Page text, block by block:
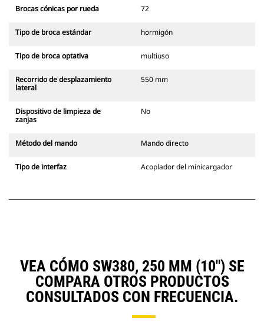
Brocas cónicas por rueda 72
Tipo de broca estándar hormigón
Tipo de broca optativa multiuso
Recorrido de desplazamiento
lateral
550 mm
Dispositivo de limpieza de
zanjas
No
Método del mando Mando directo
Tipo de interfaz Acoplador del minicargador
VEA CÓMO SW380, 250 MM (10") SE
COMPARA OTROS PRODUCTOS
CONSULTADOS CON FRECUENCIA.